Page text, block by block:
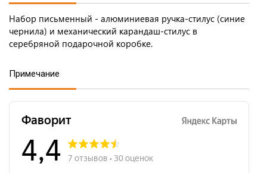
Набор письменный - алюминиевая ручка-стилус (синие
чернила) и механический карандаш-стилус в
серебряной подарочной коробке.
Примечание